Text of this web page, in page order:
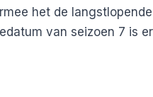
het de
van seizoen 7 is